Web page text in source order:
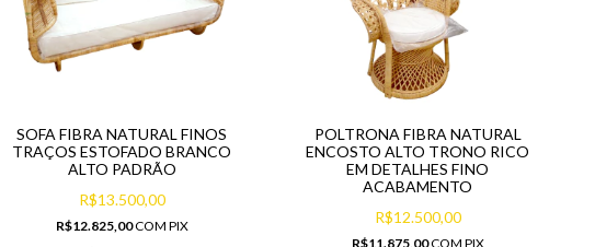
SOFA FIBRA NATURAL FINOS
TRAÇOS ESTOFADO BRANCO
ALTO PADRÃO
R$13.500,00
R$12.825,00COM PIX
POLTRONA FIBRA NATURAL
ENCOSTO ALTO TRONO RICO
EM DETALHES FINO
ACABAMENTO
R$12.500,00
R$11.875,00COM PIX